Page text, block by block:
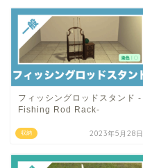
収納
フィッシングロッドスタンド -
Fishing Rod Rack-
2023年5月28日